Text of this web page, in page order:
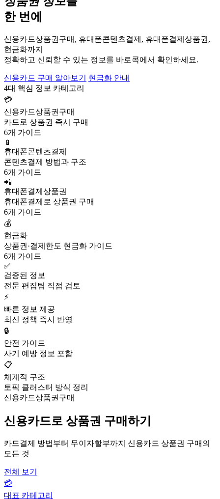
한 번에
신용카드상품권구매, 휴대폰콘텐츠결제, 휴대폰결제상품권,
현금화까지
정확하고 신뢰할 수 있는 정보를 바로콕에서 확인하세요.
신용카드 구매 알아보기
현금화 안내
4대 핵심 정보 카테고리
💳
신용카드상품권구매
카드로 상품권 즉시 구매
6개 가이드
📱
휴대폰콘텐츠결제
콘텐츠결제 방법과 구조
6개 가이드
📲
휴대폰결제상품권
휴대폰결제로 상품권 구매
6개 가이드
💰
현금화
상품권·결제한도 현금화 가이드
6개 가이드
✅
검증된 정보
전문 편집팀 직접 검토
⚡
빠른 정보 제공
최신 정책 즉시 반영
🔒
안전 가이드
사기 예방 정보 포함
📋
체계적 구조
토픽 클러스터 방식 정리
신용카드상품권구매
신용카드로 상품권 구매하기
카드결제 방법부터 무이자할부까지 신용카드 상품권 구매의
모든 것
전체 보기
💳
대표 카테고리